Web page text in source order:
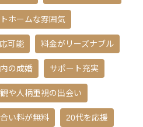
ホームな雰囲気
可能 料金がリーズナブル
の成婚 サポート充実
や人柄重視の出会い
い料が無料 20代を応援